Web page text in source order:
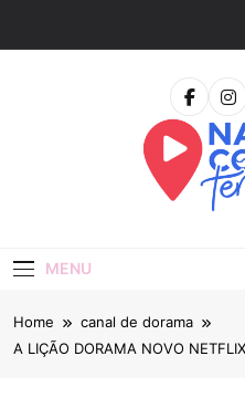
MENU
Home
canal de dorama
A LIÇÃO DORAMA NOVO